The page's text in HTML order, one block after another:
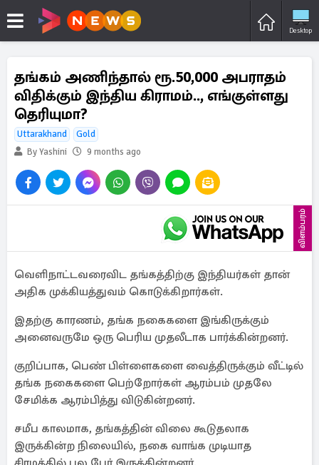
Desktop
தங்கம் அணிந்தால் ரூ.50,000 அபராதம்
விதிக்கும் இந்திய கிராமம்.., எங்குள்ளது
தெரியுமா?
Uttarakhand
Gold
By Yashini
9 months ago
விளம்பரம்
வெளிநாட்டவரைவிட தங்கத்திற்கு இந்தியர்கள் தான்
அதிக முக்கியத்துவம் கொடுக்கிறார்கள்.
இதற்கு காரணம், தங்க நகைகளை இங்கிருக்கும்
அனைவருமே ஒரு பெரிய முதலீடாக பார்க்கின்றனர்.
குறிப்பாக, பெண் பிள்ளைகளை வைத்திருக்கும் வீட்டில்
தங்க நகைகளை பெற்றோர்கள் ஆரம்பம் முதலே
சேமிக்க ஆரம்பித்து விடுகின்றனர்.
சமீப காலமாக, தங்கத்தின் விலை கூடுதலாக
இருக்கின்ற நிலையில், நகை வாங்க முடியாத